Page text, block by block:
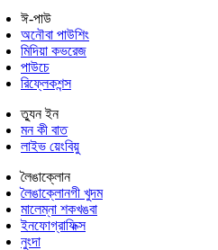
ঈ-পাউ
অনৌবা পাউশিং
মিদিয়া কভরেজ
পাউচে
রিফ্লেকশন্স
ত্যুন ইন
মন কী বাত
লাইভ য়েংবিয়ু
লৈঙাক্লোন
লৈঙাক্লোনগী খুদম
মালেম্না শকখঙবা
ইনফোগ্রাফিক্স
নুংদা